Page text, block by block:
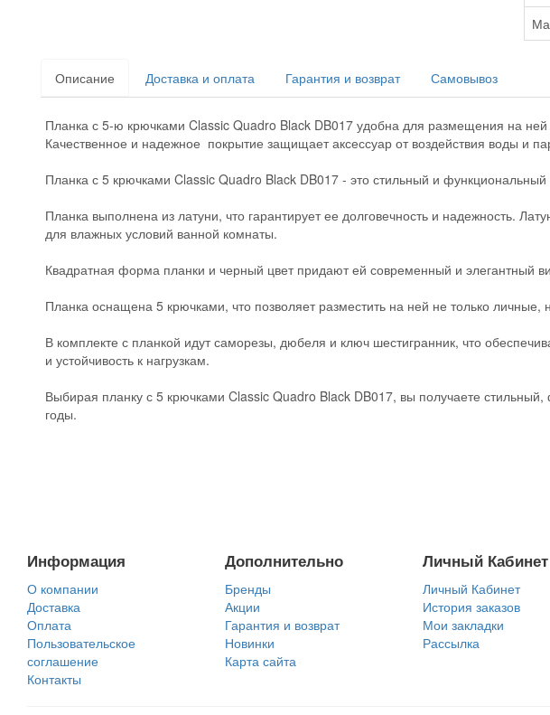
Описание Доставка и оплата Гарантия и возврат Самовывоз
Планка с 5-ю крючками Classic Quadro Black DB017 удобна для размещения на
Качественное и надежное покрытие защищает аксессуар от воздействия воды и
Планка с 5 крючками Classic Quadro Black DB017 - это стильный и
Планка выполнена из латуни, что гарантирует ее долговечность и надежность.
для влажных условий ванной комнаты.
Квадратная форма планки и черный цвет придают ей современный и элегантный
Планка оснащена 5 крючками, что позволяет разместить на ней не только
В комплекте с планкой идут саморезы, дюбеля и ключ шестигранник, что
и устойчивость к нагрузкам.
Выбирая планку с 5 крючками Classic Quadro Black DB017, вы получаете
годы.
Информация
О компании
Доставка
Оплата
Пользовательское
соглашение
Контакты
Дополнительно
Бренды
Акции
Гарантия и возврат
Новинки
Карта сайта
Личный Кабинет
Личный Кабинет
История заказов
Мои закладки
Рассылка